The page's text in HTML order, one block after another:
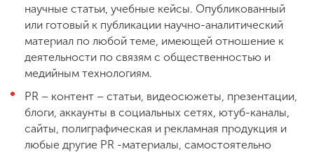
научные статьи, учебные кейсы. Опубликованный
или готовый к публикации научно-аналитический
материал по любой теме, имеющей отношение к
деятельности по связям с общественностью и
медийным технологиям.
PR – контент – статьи, видеосюжеты, презентации,
блоги, аккаунты в социальных сетях, ютуб-каналы,
сайты, полиграфическая и рекламная продукция и
любые другие PR -материалы, самостоятельно